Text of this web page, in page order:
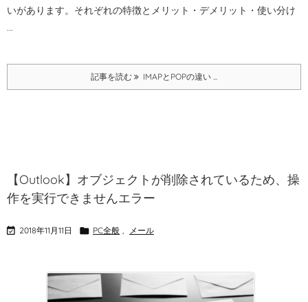
いがあります。 それぞれの特徴とメリット・デメリット・使い分け
...
記事を読む IMAPとPOPの違い ...
【Outlook】オブジェクトが削除されているため、操
作を実行できませんエラー
 2018年11月11日  PC全般 , メール